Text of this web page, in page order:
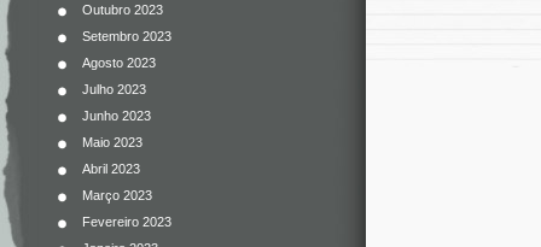
Outubro 2023
Setembro 2023
Agosto 2023
Julho 2023
Junho 2023
Maio 2023
Abril 2023
Março 2023
Fevereiro 2023